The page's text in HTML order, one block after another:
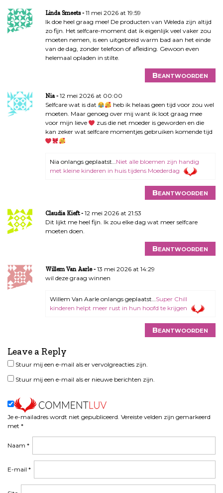
Linda Smeets
11 mei 2026 at 19:59
Ik doe heel graag mee! De producten van Weleda zijn altijd
zo fijn. Het selfcare-moment dat ik eigenlijk veel vaker zou
moeten nemen, is een uitgebreid warm bad aan het einde
van de dag, zonder telefoon of afleiding. Gewoon even
helemaal opladen in stilte.
Beantwoorden
Nia
12 mei 2026 at 00:00
Selfcare wat is dat
heb ik helaas geen tijd voor zou wel
moeten. Maar genoeg over mij want ik loot graag mee
voor mijn lieve
zus die net moeder is geworden en die
kan zeker wat selfcare momentjes gebruiken komende tijd
Nia onlangs geplaatst…Niet alle bloemen zijn handig
met kleine kinderen in huis tijdens Moederdag
Beantwoorden
Claudia Kieft
12 mei 2026 at 21:53
Dit lijkt me heel fijn. Ik zou elke dag wat meer selfcare
moeten doen.
Beantwoorden
Willem Van Aarle
13 mei 2026 at 14:29
wil deze graag winnen
Willem Van Aarle onlangs geplaatst…Super Chill
kinderen helpt meer rust in hun hoofd te krijgen
Beantwoorden
Leave a Reply
Je e-mailadres wordt niet gepubliceerd. Vereiste velden zijn gemarkeerd
met *
Naam *
E-mail *
Stuur mij een e-mail als er vervolgreacties zijn.
Stuur mij een e-mail als er nieuwe berichten zijn.